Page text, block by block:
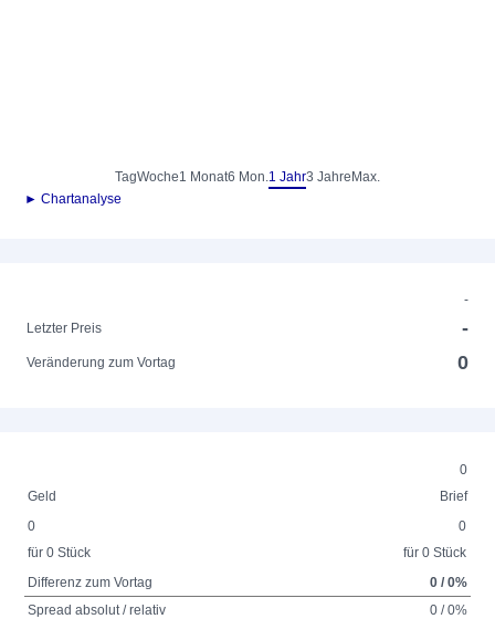
TagWoche1 Monat6 Mon.1 Jahr3 Jahre Max.
► Chartanalyse
-
Letzter Preis
-
Veränderung zum Vortag 0
0
Geld
Brief
0
für 0 Stück
0
für 0 Stück
Differenz zum Vortag
0 / 0%
Spread absolut / relativ
0 / 0%